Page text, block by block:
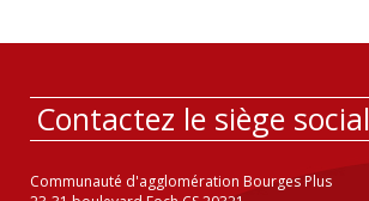
Contactez le siège social
Communauté d'agglomération Bourges Plus